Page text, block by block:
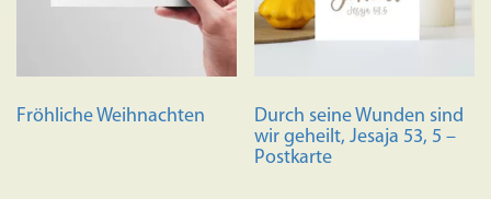
Fröhliche Weihnachten
Durch seine Wunden sind
wir geheilt, Jesaja 53, 5 –
Postkarte